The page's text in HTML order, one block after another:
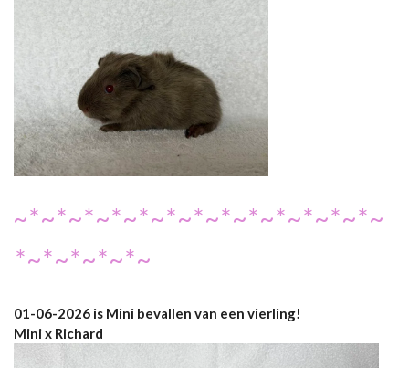
~*~*~*~*~*~*~*~*~*~*~*~*~*~
*~*~*~*~*~
01-06-2026 is Mini bevallen van een vierling!
Mini x Richard